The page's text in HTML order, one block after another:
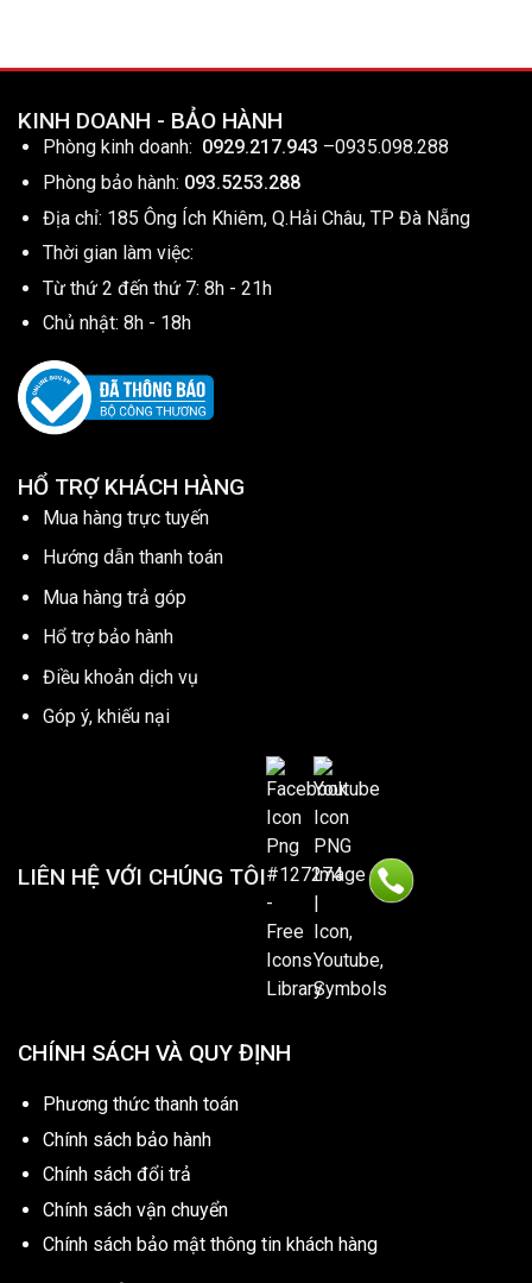
KINH DOANH - BẢO HÀNH
Phòng kinh doanh: 0929.217.943 –0935.098.288
Phòng bảo hành: 093.5253.288
Địa chỉ: 185 Ông Ích Khiêm, Q.Hải Châu, TP Đà Nẵng
Thời gian làm việc:
Từ thứ 2 đến thứ 7: 8h - 21h
Chủ nhật: 8h - 18h
HỔ TRỢ KHÁCH HÀNG
Mua hàng trực tuyến
Hướng dẫn thanh toán
Mua hàng trả góp
Hổ trợ bảo hành
Điều khoản dịch vụ
Góp ý, khiếu nại
LIÊN HỆ VỚI CHÚNG TÔI
CHÍNH SÁCH VÀ QUY ĐỊNH
Phương thức thanh toán
Chính sách bảo hành
Chính sách đổi trả
Chính sách vận chuyển
Chính sách bảo mật thông tin khách hàng